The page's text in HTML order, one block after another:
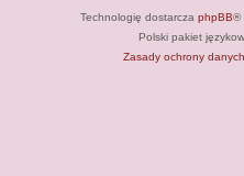
Technologię dostarcza phpBB®
Polski pakiet
Zasady ochrony